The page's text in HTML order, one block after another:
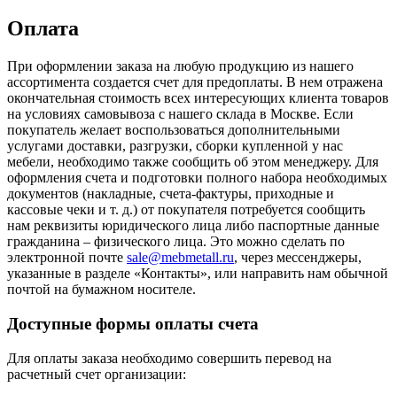
Оплата
При оформлении заказа на любую продукцию из нашего
ассортимента создается счет для предоплаты. В нем отражена
окончательная стоимость всех интересующих клиента товаров
на условиях самовывоза с нашего склада в Москве. Если
покупатель желает воспользоваться дополнительными
услугами доставки, разгрузки, сборки купленной у нас
мебели, необходимо также сообщить об этом менеджеру. Для
оформления счета и подготовки полного набора необходимых
документов (накладные, счета-фактуры, приходные и
кассовые чеки и т. д.) от покупателя потребуется сообщить
нам реквизиты юридического лица либо паспортные данные
гражданина – физического лица. Это можно сделать по
электронной почте sale@mebmetall.ru, через мессенджеры,
указанные в разделе «Контакты», или направить нам обычной
почтой на бумажном носителе.
Доступные формы оплаты счета
Для оплаты заказа необходимо совершить перевод на
расчетный счет организации: